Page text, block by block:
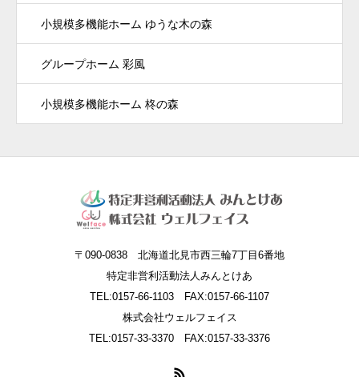
小規模多機能ホーム ゆうな木の森
グループホーム 彩風
小規模多機能ホーム 柊の森
〒090-0838 北海道北見市西三輪7丁目6番地
特定非営利活動法人みんとけあ
TEL:0157-66-1103 FAX:0157-66-1107
株式会社ウェルフェイス
TEL:0157-33-3370 FAX:0157-33-3376